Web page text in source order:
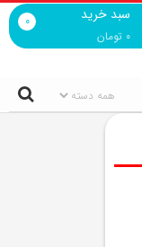
سبد خرید
0 تومان
0